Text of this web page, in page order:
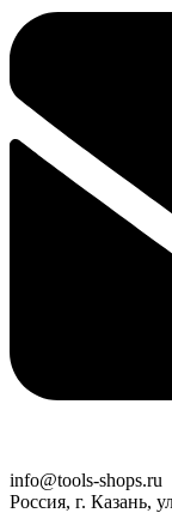
info@tools-shops.ru
Россия, г. Казань,